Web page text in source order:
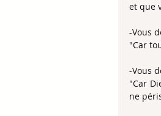
et que
-Vous
"Car
-Vous
"Car
ne